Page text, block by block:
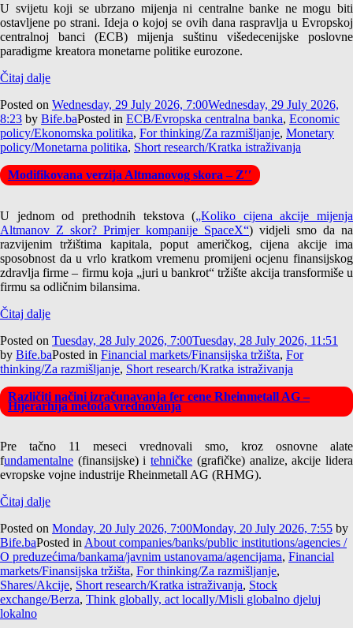
U svijetu koji se ubrzano mijenja ni centralne banke ne mogu biti
ostavljene po strani. Ideja o kojoj se ovih dana raspravlja u Evropskoj
centralnoj banci (ECB) mijenja suštinu višedecenijske poslovne
paradigme kreatora monetarne politike eurozone.
Čitaj dalje
Posted on Wednesday, 29 July 2026, 7:00Wednesday, 29 July 2026,
8:23 by Bife.baPosted in ECB/Evropska centralna banka, Economic
policy/Ekonomska politika, For thinking/Za razmišljanje, Monetary
policy/Monetarna politika, Short research/Kratka istraživanja
Modifikovana verzija Altmanovog skora – Z′′
U jednom od prethodnih tekstova („Koliko cijena akcije mijenja
Altmanov Z skor? Primjer kompanije SpaceX“) vidjeli smo da na
razvijenim tržištima kapitala, poput američkog, cijena akcije ima
sposobnost da u vrlo kratkom vremenu promijeni ocjenu finansijskog
zdravlja firme – firmu koja „juri u bankrot“ tržište akcija transformiše u
firmu sa odličnim bilansima.
Čitaj dalje
Posted on Tuesday, 28 July 2026, 7:00Tuesday, 28 July 2026, 11:51
by Bife.baPosted in Financial markets/Finansijska tržišta, For
thinking/Za razmišljanje, Short research/Kratka istraživanja
Različiti načini izračunavanja fer cene Rheinmetall AG –
Hijerarhija metoda vrednovanja
Pre tačno 11 meseci vrednovali smo, kroz osnovne alate
fundamentalne (finansijske) itehničke (grafičke) analize, akcije lidera
evropske vojne industrije Rheinmetall AG (RHMG).
Čitaj dalje
Posted on Monday, 20 July 2026, 7:00Monday, 20 July 2026, 7:55 by
Bife.baPosted in About companies/banks/public institutions/agencies /
O preduzećima/bankama/javnim ustanovama/agencijama, Financial
markets/Finansijska tržišta, For thinking/Za razmišljanje,
Shares/Akcije, Short research/Kratka istraživanja, Stock
exchange/Berza, Think globally, act locally/Misli globalno djeluj
lokalno